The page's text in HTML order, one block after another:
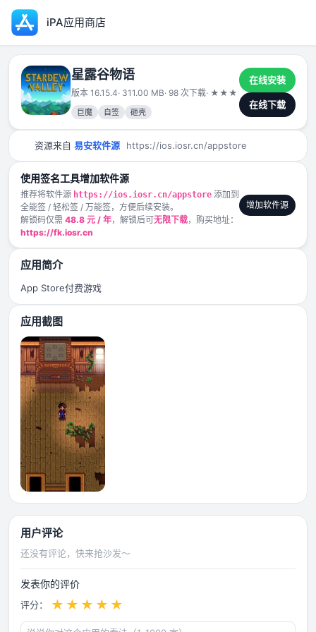
iPA应用商店
星露谷物语
版本 16.15.4· 311.00 MB· 98 次下载· ★ ★ ★ ★★
2024-12-30
巨魔
自签 砸壳
在线安装
在线下载
资源来自 易安软件源 https://ios.iosr.cn/appstore
使用签名工具增加软件源
推荐将软件源 https://ios.iosr.cn/appstore 添加到
全能签 / 轻松签 / 万能签，方便后续安装。
解锁码仅需 48.8 元 / 年，解锁后可无限下载，购买地址：
https://fk.iosr.cn
增加软件源
应用简介
App Store付费游戏
应用截图
用户评论
还没有评论，快来抢沙发～
发表你的评价
评分： ★ ★ ★ ★ ★